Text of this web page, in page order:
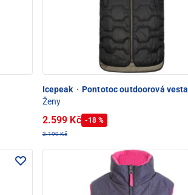
Icepeak · Pontotoc outdoorová vesta
Ženy
2.599 Kč -18 %
3.199 Kč